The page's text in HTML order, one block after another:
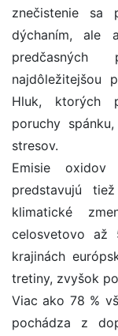
znečistenie sa
dýchaním, ale
najdôležitejšou
Hluk, ktorých
poruchy
stresov.
Emisie
predstavujú
klimatické
celosvetovo až
krajinách
tretiny, zvyšok
Viac ako 78 %
pochádza z